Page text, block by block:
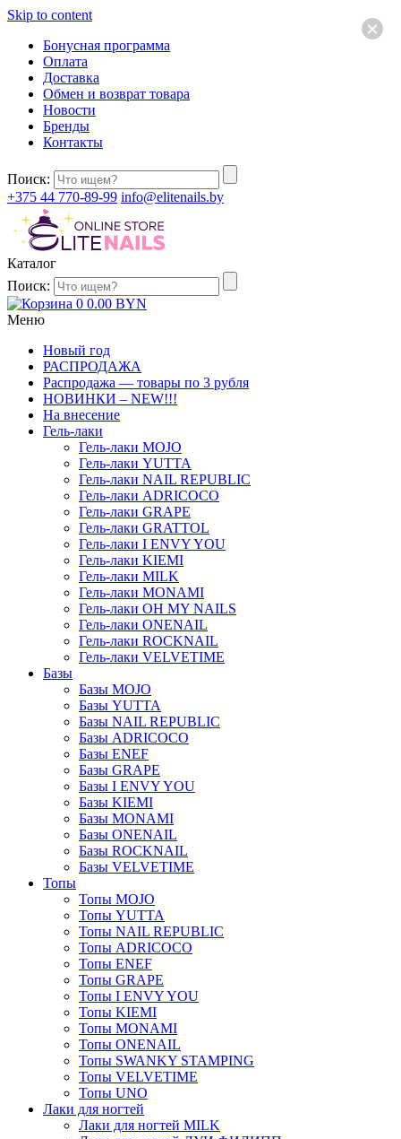
Skip to content
Бонусная программа
Оплата
Доставка
Обмен и возврат товара
Новости
Бренды
Контакты
Поиск:
+375 44 770-89-99 info@elitenails.by
Каталог
Поиск:
0 0.00 BYN
Меню
Новый год
РАСПРОДАЖА
Распродажа — товары по 3 рубля
НОВИНКИ – NEW!!!
На внесение
Гель-лаки
Гель-лаки MOJO
Гель-лаки YUTTA
Гель-лаки NAIL REPUBLIC
Гель-лаки ADRICOCO
Гель-лаки GRAPE
Гель-лаки GRATTOL
Гель-лаки I ENVY YOU
Гель-лаки KIEMI
Гель-лаки MILK
Гель-лаки MONAMI
Гель-лаки OH MY NAILS
Гель-лаки ONENAIL
Гель-лаки ROCKNAIL
Гель-лаки VELVETIME
Базы
Базы MOJO
Базы YUTTA
Базы NAIL REPUBLIC
Базы ADRICOCO
Базы ENEF
Базы GRAPE
Базы I ENVY YOU
Базы KIEMI
Базы MONAMI
Базы ONENAIL
Базы ROCKNAIL
Базы VELVETIME
Топы
Топы MOJO
Топы YUTTA
Топы NAIL REPUBLIC
Топы ADRICOCO
Топы ENEF
Топы GRAPE
Топы I ENVY YOU
Топы KIEMI
Топы MONAMI
Топы ONENAIL
Топы SWANKY STAMPING
Топы VELVETIME
Топы UNO
Лаки для ногтей
Лаки для ногтей MILK
×